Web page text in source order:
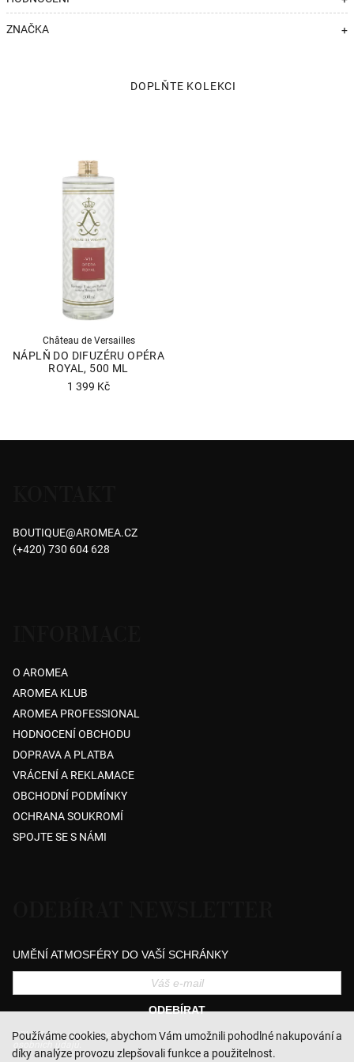
Používáme cookies, abychom Vám umožnili pohodlné nakupování a
díky analýze provozu zlepšovali funkce a použitelnost.
ZNAČKA +
Château de Versailles
NÁPLŇ DO DIFUZÉRU OPÉRA
ROYAL, 500 ML
1 399 Kč
BOUTIQUE@AROMEA.CZ
(+420) 730 604 628
O AROMEA
AROMEA KLUB
AROMEA PROFESSIONAL
HODNOCENÍ OBCHODU
DOPRAVA A PLATBA
VRÁCENÍ A REKLAMACE
OBCHODNÍ PODMÍNKY
OCHRANA SOUKROMÍ
SPOJTE SE S NÁMI
UMĚNÍ ATMOSFÉRY DO VAŠÍ SCHRÁNKY
ODEBÍRAT
Přihlášením souhlasíte se zasíláním obchodních sdělení a se zpracováním